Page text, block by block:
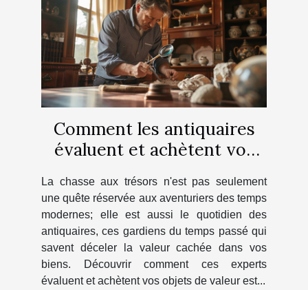
Comment les antiquaires
évaluent et achètent vos
La chasse aux trésors n'est pas seulement
une quête réservée aux aventuriers des temps
modernes; elle est aussi le quotidien des
antiquaires, ces gardiens du temps passé qui
savent déceler la valeur cachée dans vos
biens. Découvrir comment ces experts
évaluent et achètent vos objets de valeur est...